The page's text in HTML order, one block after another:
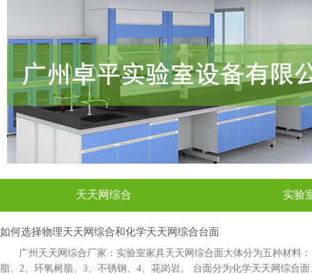
天天网综合 实验
如何选择物理天天网综合和化学天天网综合台面
广州天天网综合厂家：实验室家具天天网综合面大体分为五种材料：
脂、2、环氧树脂、3、不锈钢、4、花岗岩。 台面分为化学天天网综合面